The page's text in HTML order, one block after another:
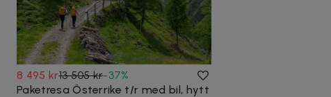
8 495 kr13 505 kr-37%
Paketresa Österrike t/r med bil, hytt